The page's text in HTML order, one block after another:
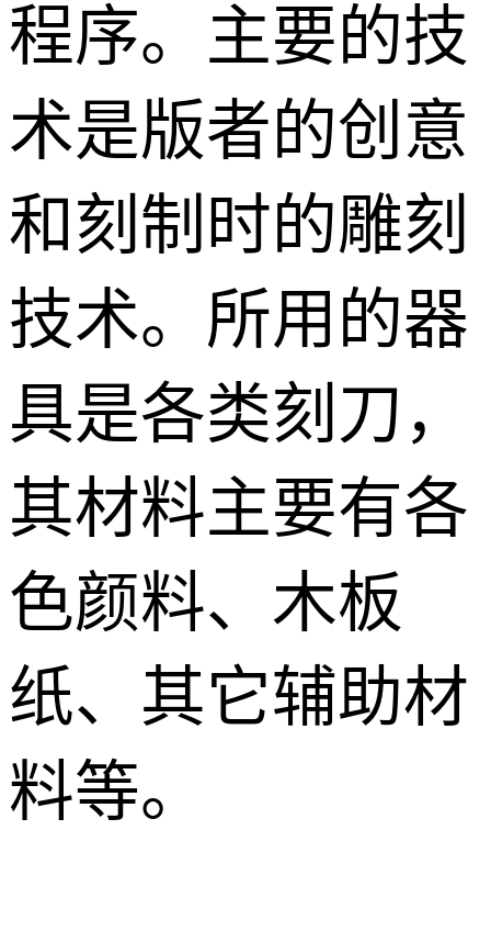
程序。主要的技
术是版者的创意
和刻制时的雕刻
技术。所用的器
具是各类刻刀，
其材料主要有各
色颜料、木板
纸、其它辅助材
料等。